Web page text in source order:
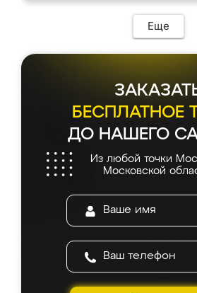
Еще
БЕСПЛАТНОЕ
ДО НАШЕГО
Из любой точки
Московской